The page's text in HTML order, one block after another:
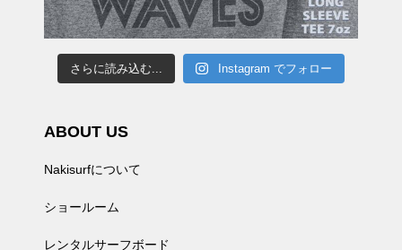
さらに読み込む... Instagram でフォロー
ABOUT US
Nakisurfについて
ショールーム
レンタルサーフボード